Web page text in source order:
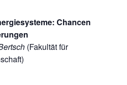
Chancen
(Fakultät für